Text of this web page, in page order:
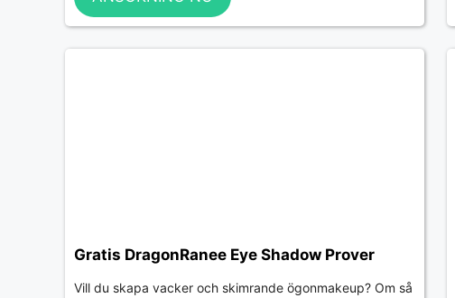
Gratis DragonRanee Eye Shadow Prover
Vill du skapa vacker och skimrande ögonmakeup? Om så